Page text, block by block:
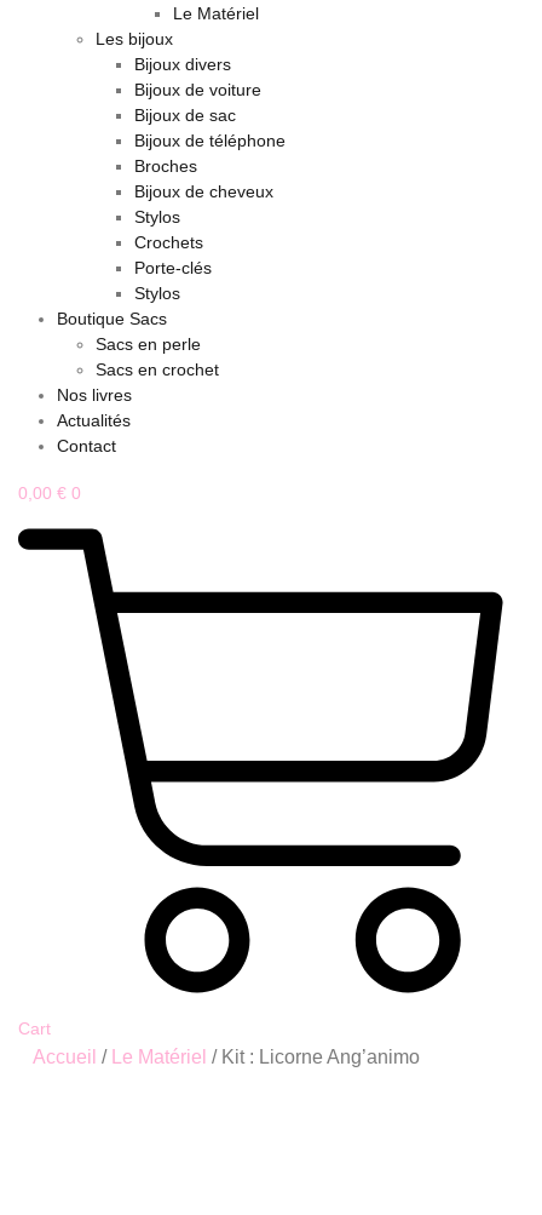
Le Matériel
Les bijoux
Bijoux divers
Bijoux de voiture
Bijoux de sac
Bijoux de téléphone
Broches
Bijoux de cheveux
Stylos
Crochets
Porte-clés
Stylos
Boutique Sacs
Sacs en perle
Sacs en crochet
Nos livres
Actualités
Contact
0,00 € 0
Cart
Accueil / Le Matériel / Kit : Licorne Ang’animo